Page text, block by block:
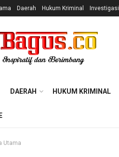
Daerah Hukum Kriminal Investigasi
DAERAH HUKUM KRIMINAL
Utama